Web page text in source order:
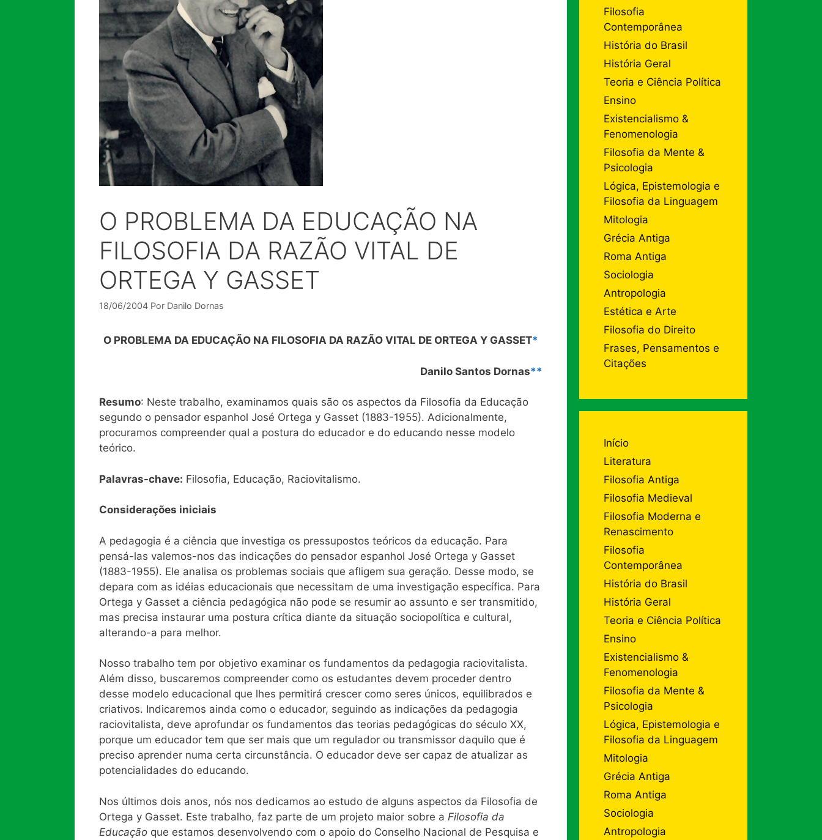
O PROBLEMA DA EDUCAÇÃO NA
FILOSOFIA DA RAZÃO VITAL DE
ORTEGA Y GASSET
18/06/2004 Por Danilo Dornas
O PROBLEMA DA EDUCAÇÃO NA FILOSOFIA DA RAZÃO VITAL DE ORTEGA Y GASSET*
Danilo Santos Dornas**
Resumo: Neste trabalho, examinamos quais são os aspectos da Filosofia da Educação
segundo o pensador espanhol José Ortega y Gasset (1883-1955). Adicionalmente,
procuramos compreender qual a postura do educador e do educando nesse modelo
teórico.
Palavras-chave: Filosofia, Educação, Raciovitalismo.
Considerações iniciais
A pedagogia é a ciência que investiga os pressupostos teóricos da educação. Para
pensá-las valemos-nos das indicações do pensador espanhol José Ortega y Gasset
(1883-1955). Ele analisa os problemas sociais que afligem sua geração. Desse modo, se
depara com as idéias educacionais que necessitam de uma investigação específica. Para
Ortega y Gasset a ciência pedagógica não pode se resumir ao assunto e ser transmitido,
mas precisa instaurar uma postura crítica diante da situação sociopolítica e cultural,
alterando-a para melhor.
Nosso trabalho tem por objetivo examinar os fundamentos da pedagogia raciovitalista.
Além disso, buscaremos compreender como os estudantes devem proceder dentro
desse modelo educacional que lhes permitirá crescer como seres únicos, equilibrados e
criativos. Indicaremos ainda como o educador, seguindo as indicações da pedagogia
raciovitalista, deve aprofundar os fundamentos das teorias pedagógicas do século XX,
porque um educador tem que ser mais que um regulador ou transmissor daquilo que é
preciso aprender numa certa circunstância. O educador deve ser capaz de atualizar as
potencialidades do educando.
Nos últimos dois anos, nós nos dedicamos ao estudo de alguns aspectos da Filosofia de
Ortega y Gasset. Este trabalho, faz parte de um projeto maior sobre a Filosofia da
Educação que estamos desenvolvendo com o apoio do Conselho Nacional de Pesquisa e
Filosofia
Contemporânea
História do Brasil
História Geral
Teoria e Ciência Política
Ensino
Existencialismo &
Fenomenologia
Filosofia da Mente &
Psicologia
Lógica, Epistemologia e
Filosofia da Linguagem
Mitologia
Grécia Antiga
Roma Antiga
Sociologia
Antropologia
Estética e Arte
Filosofia do Direito
Frases, Pensamentos e
Citações
Início
Literatura
Filosofia Antiga
Filosofia Medieval
Filosofia Moderna e
Renascimento
Filosofia
Contemporânea
História do Brasil
História Geral
Teoria e Ciência Política
Ensino
Existencialismo &
Fenomenologia
Filosofia da Mente &
Psicologia
Lógica, Epistemologia e
Filosofia da Linguagem
Mitologia
Grécia Antiga
Roma Antiga
Sociologia
Antropologia